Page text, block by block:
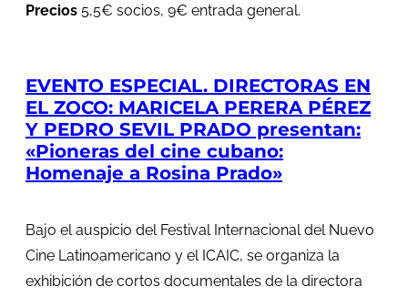
Precios 5,5€ socios, 9€ entrada general.
EVENTO ESPECIAL. DIRECTORAS EN
EL ZOCO: MARICELA PERERA PÉREZ
Y PEDRO SEVIL PRADO presentan:
«Pioneras del cine cubano:
Homenaje a Rosina Prado»
Bajo el auspicio del Festival Internacional del Nuevo
Cine Latinoamericano y el ICAIC, se organiza la
exhibición de cortos documentales de la directora